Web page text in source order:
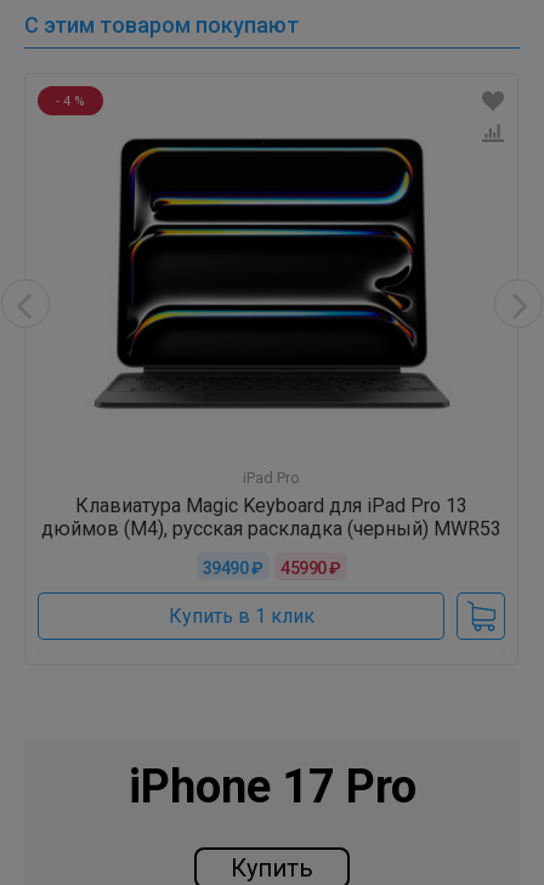
С этим товаром покупают
- 4 %
iPad Pro
Клавиатура Magic Keyboard для iPad Pro 13
дюймов (M4), русская раскладка (черный) MWR53
39490 ₽ 45990 ₽
Купить в 1 клик
iPhone 17 Pro
Купить